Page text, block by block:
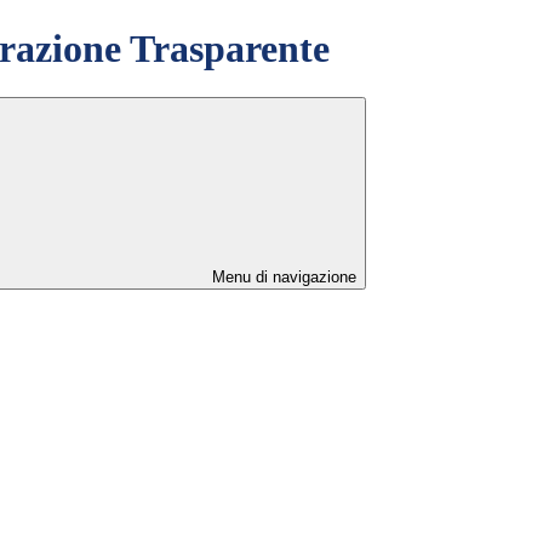
Trasparente
Menu di navigazione